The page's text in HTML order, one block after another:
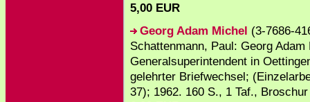
5,00 EUR
Georg Adam Michel (3-7686-
Schattenmann, Paul: Georg Adam
Generalsuperintendent in
gelehrter Briefwechsel;
37); 1962. 160 S., 1 Taf., Broschur